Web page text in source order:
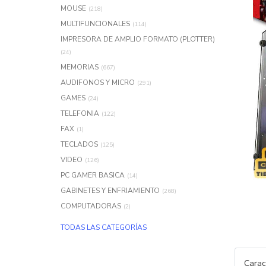
MOUSE (218)
MULTIFUNCIONALES (114)
IMPRESORA DE AMPLIO FORMATO (PLOTTER)
(24)
MEMORIAS (667)
AUDIFONOS Y MICRO (291)
GAMES (24)
TELEFONIA (122)
FAX (1)
TECLADOS (125)
VIDEO (126)
PC GAMER BASICA (14)
GABINETES Y ENFRIAMIENTO (268)
COMPUTADORAS (2)
TODAS LAS CATEGORÍAS